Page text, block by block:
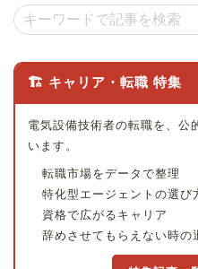
🏗 キャリア・転職 特集
電気設備技術者の転職を、公
います。
転職市場をデータで整理
特化型エージェントの選び
資格で広がるキャリア
辞めさせてもらえない時の